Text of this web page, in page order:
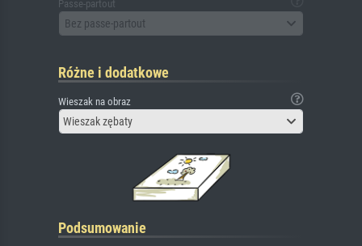
Passe-partout
Bez passe-partout
Różne i dodatkowe
Wieszak na obraz
Wieszak zębaty
Podsumowanie